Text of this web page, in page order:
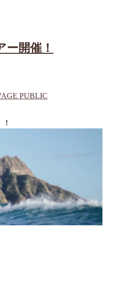
開催！
PUBLIC